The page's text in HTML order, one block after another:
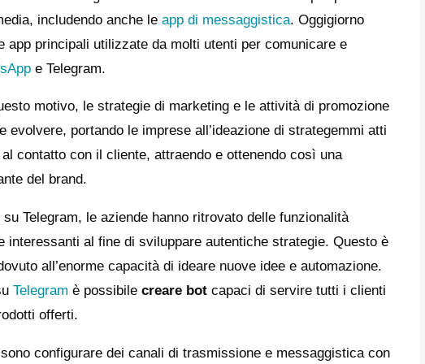
Comprendere come funziona il marketing
su Telegram
Come utilizzare i gruppi e i canali di
Telegram per il marketing?
Ads su Telegram per aumentare le vendite
Consigli per migliorare il marketing
all’interno delle app di messaggistica
Conclusioni
Tutte le aziende nel corso degli anni hanno deciso
presenti sui media, includendo anche le app di
ritroviamo due app principali utilizzate da molti